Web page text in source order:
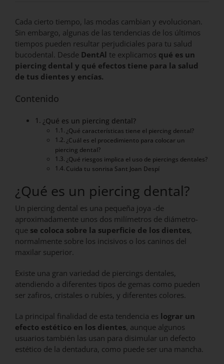
Cada cierto tiempo, las modas cambian y evolucionan.
Sin embargo, algunas de las tendencias de los últimos
tiempos pueden resultar perjudiciales para tu salud
bucodental. Desde DentAl te explicamos qué es un
piercing dental y qué efectos tiene para la salud
de tus dientes y encías.
Contenido
¿Qué es un piercing dental?
¿Qué características tiene el piercing dental?
¿Cuál es el procedimiento para colocar un
piercing dental?
¿Qué riesgos implica el uso de piercings dentales?
Cuida tu sonrisa Sant Joan Despí
¿Qué es un piercing dental?
Un piercing dental es una pequeña joya -de
aproximadamente unos dos milímetros de diámetro-
que se coloca sobre la superficie de los dientes,
normalmente sobre los incisivos o los caninos del
maxilar superior.
Existe una gran variedad de piercings dentales,
atendiendo a diferentes tipos de gemas como pueden
ser zafiros, cristales o rubíes, y diferentes colores.
La principal finalidad de esta tendencia es lograr un
efecto estético en los dientes, aunque algunos
usuarios también las usan para disimular un defecto
estético de la dentadura, como puede ser una mancha.